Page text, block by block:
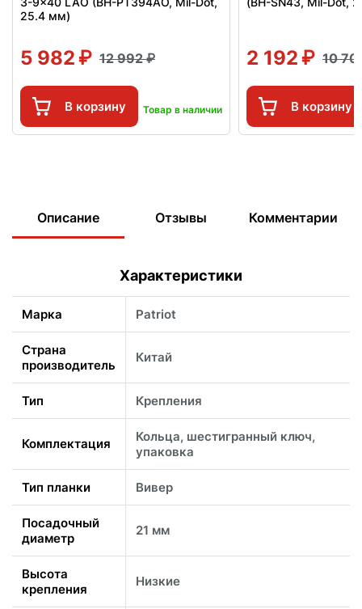
25.4 мм)
5 982 12 992
В корзину Товар в наличии
2 192 10
В корзину
Описание Отзывы Комментарии
Характеристики
Марка Patriot
Страна
производитель
Китай
Тип Крепления
Комплектация
Кольца, шестигранный ключ,
упаковка
Тип планки Вивер
Посадочный
диаметр
21 мм
Высота
крепления
Низкие